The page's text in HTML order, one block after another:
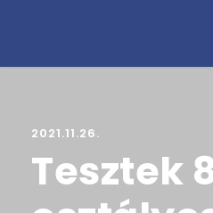
2021.11.26.
Tesztek